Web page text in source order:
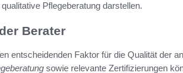
Pflegeberatung darstellen.
Berater
entscheidenden Faktor für die Qualität der
sowie relevante Zertifizierungen